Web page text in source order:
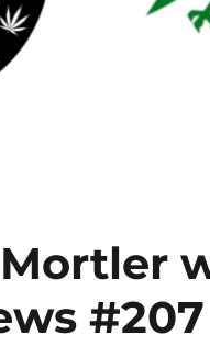
#207